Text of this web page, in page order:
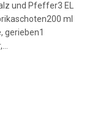
und Pfeffer3 EL
ml
gerieben1